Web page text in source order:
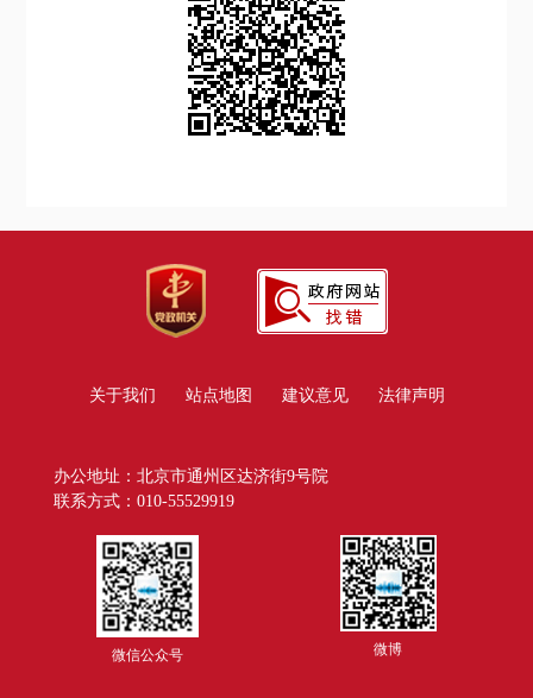
关于我们 站点地图 建议意见 法律声明
办公地址：北京市通州区达济街9号院
联系方式：010-55529919
微信公众号 微博